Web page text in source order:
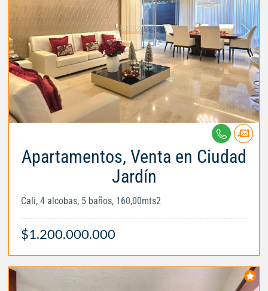
Apartamentos, Venta en Ciudad
Jardín
Cali, 4 alcobas, 5 baños, 160,00mts2
$1.200.000.000